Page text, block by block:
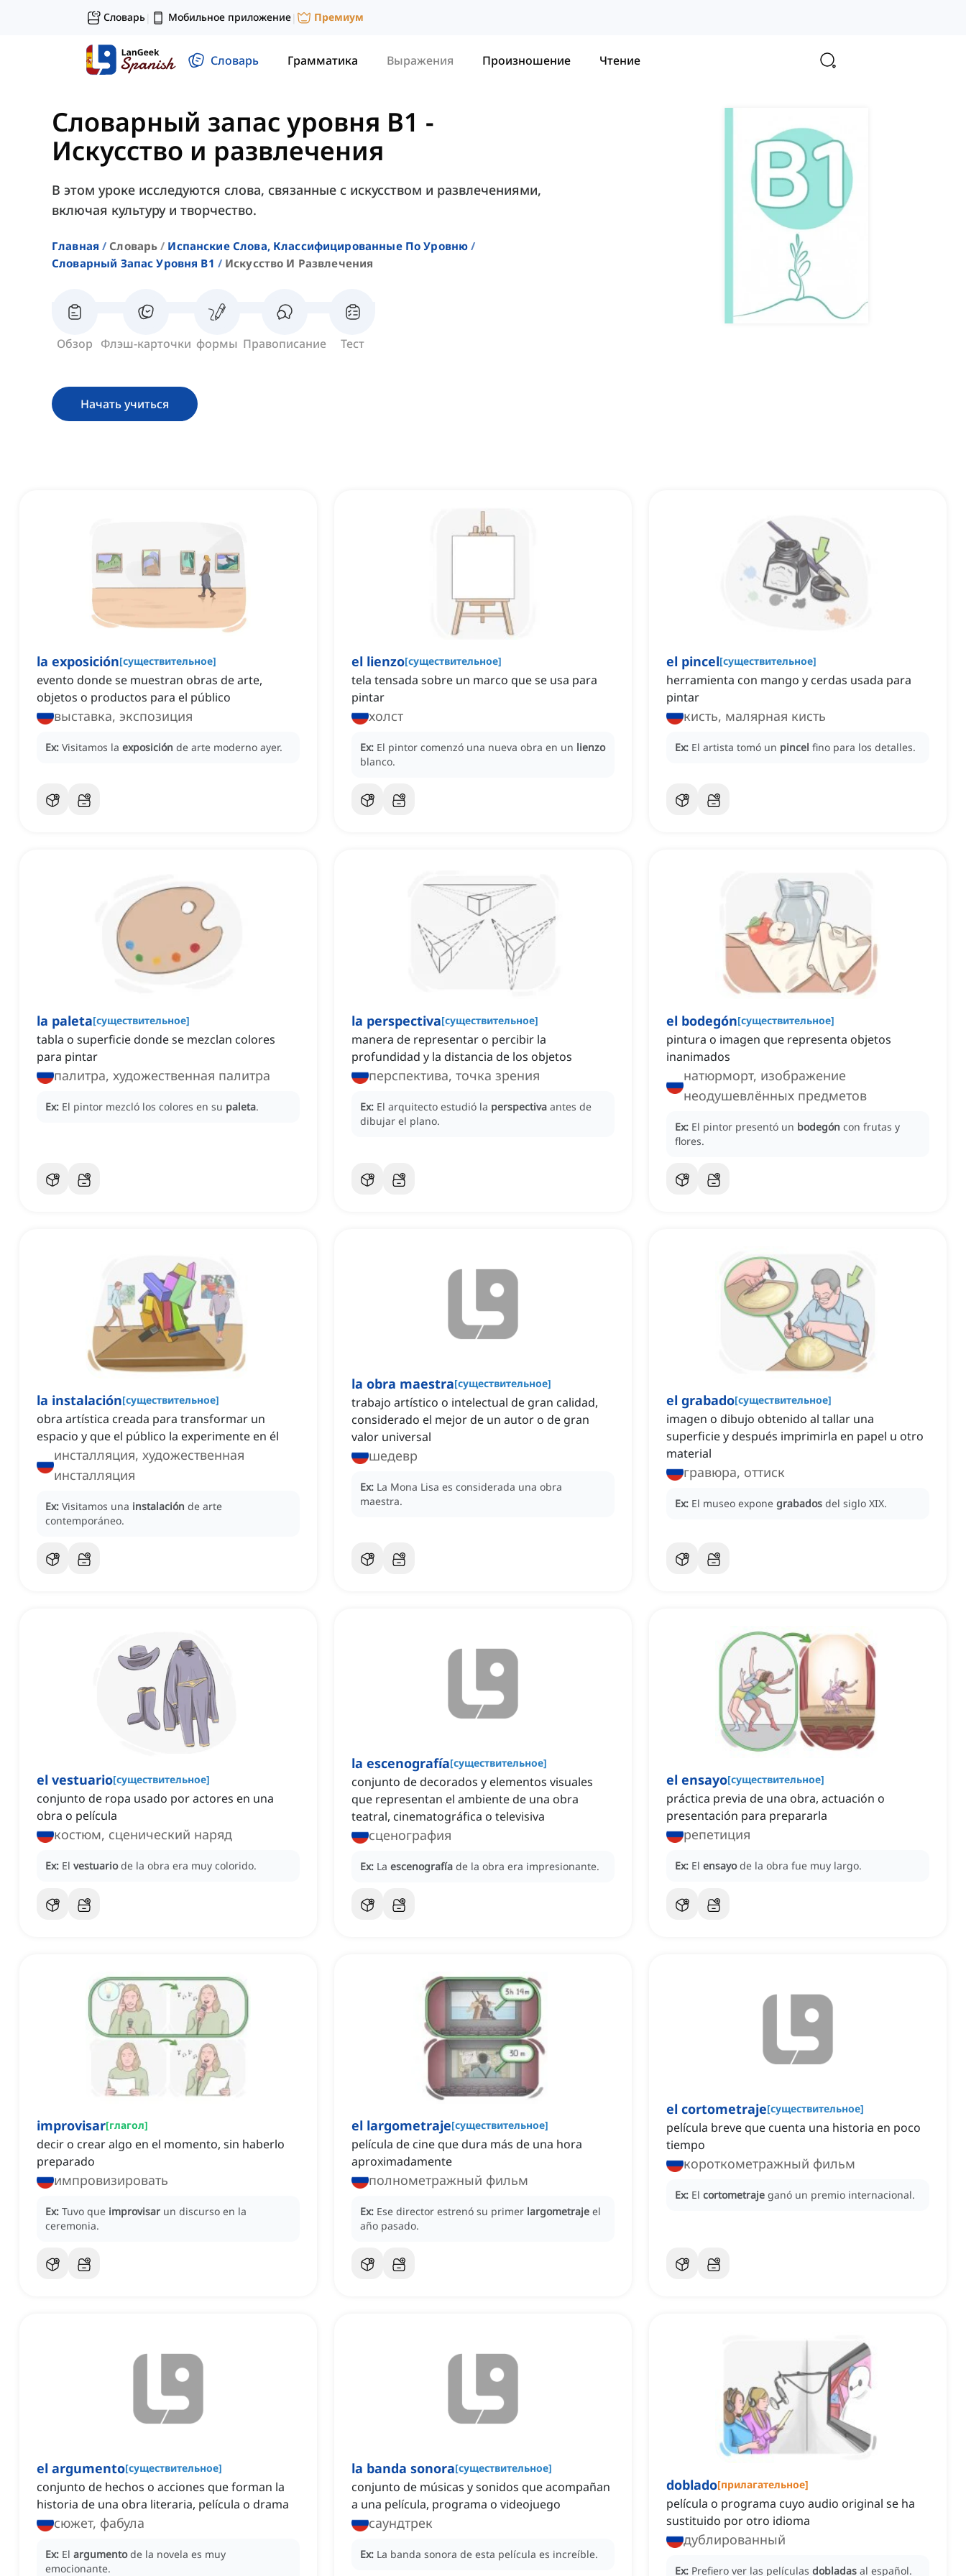
Словарь| Мобильное приложение| Премиум
Словарь Грамматика Выражения Произношение Чтение
Словарный запас уровня B1 -
Искусство и развлечения
В этом уроке исследуются слова, связанные с искусством и развлечениями,
включая культуру и творчество.
Главная Словарь
Испанские Слова, Классифицированные По Уровню
Словарный Запас Уровня B1
Искусство И Развлечения
Обзор Флэш-карточки формы Правописание Тест
Начать учиться
la exposición[существительное]
evento donde se muestran obras de arte,
objetos o productos para el público
выставка, экспозиция
Ex: Visitamos la exposición de arte moderno ayer.
el lienzo[существительное]
tela tensada sobre un marco que se usa para
pintar
холст
Ex: El pintor comenzó una nueva obra en un lienzo
blanco.
el pincel[существительное]
herramienta con mango y cerdas usada para
pintar
кисть, малярная кисть
Ex: El artista tomó un pincel fino para los detalles.
la paleta[существительное]
tabla o superficie donde se mezclan colores
para pintar
палитра, художественная палитра
Ex: El pintor mezcló los colores en su paleta.
la perspectiva[существительное]
manera de representar o percibir la
profundidad y la distancia de los objetos
перспектива, точка зрения
Ex: El arquitecto estudió la perspectiva antes de
dibujar el plano.
el bodegón[существительное]
pintura o imagen que representa objetos
inanimados
натюрморт, изображение
неодушевлённых предметов
Ex: El pintor presentó un bodegón con frutas y
flores.
la instalación[существительное]
obra artística creada para transformar un
espacio y que el público la experimente en él
инсталляция, художественная
инсталляция
Ex: Visitamos una instalación de arte
contemporáneo.
la obra maestra[существительное]
trabajo artístico o intelectual de gran calidad,
considerado el mejor de un autor o de gran
valor universal
шедевр
Ex: La Mona Lisa es considerada una obra
maestra.
el grabado[существительное]
imagen o dibujo obtenido al tallar una
superficie y después imprimirla en papel u otro
material
гравюра, оттиск
Ex: El museo expone grabados del siglo XIX.
el vestuario[существительное]
conjunto de ropa usado por actores en una
obra o película
костюм, сценический наряд
Ex: El vestuario de la obra era muy colorido.
la escenografía[существительное]
conjunto de decorados y elementos visuales
que representan el ambiente de una obra
teatral, cinematográfica o televisiva
сценография
Ex: La escenografía de la obra era impresionante.
el ensayo[существительное]
práctica previa de una obra, actuación o
presentación para prepararla
репетиция
Ex: El ensayo de la obra fue muy largo.
improvisar[глагол]
decir o crear algo en el momento, sin haberlo
preparado
импровизировать
Ex: Tuvo que improvisar un discurso en la
ceremonia.
el largometraje[существительное]
película de cine que dura más de una hora
aproximadamente
полнометражный фильм
Ex: Ese director estrenó su primer largometraje el
año pasado.
el cortometraje[существительное]
película breve que cuenta una historia en poco
tiempo
короткометражный фильм
Ex: El cortometraje ganó un premio internacional.
el argumento[существительное]
conjunto de hechos o acciones que forman la
historia de una obra literaria, película o drama
сюжет, фабула
Ex: El argumento de la novela es muy
emocionante.
la banda sonora[существительное]
conjunto de músicas y sonidos que acompañan
a una película, programa o videojuego
саундтрек
Ex: La banda sonora de esta película es increíble.
doblado[прилагательное]
película o programa cuyo audio original se ha
sustituido por otro idioma
дублированный
Ex: Prefiero ver las películas dobladas al español.